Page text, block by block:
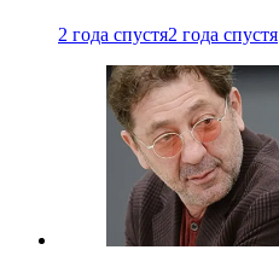
2 года спустя2 года спустя